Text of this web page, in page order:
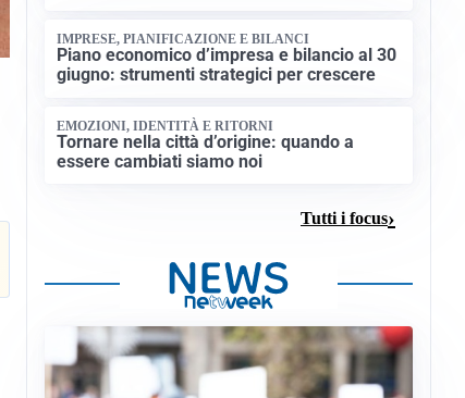
IMPRESE, PIANIFICAZIONE E BILANCI
Piano economico d’impresa e bilancio al 30
giugno: strumenti strategici per crescere
EMOZIONI, IDENTITÀ E RITORNI
Tornare nella città d’origine: quando a
essere cambiati siamo noi
Tutti i focus